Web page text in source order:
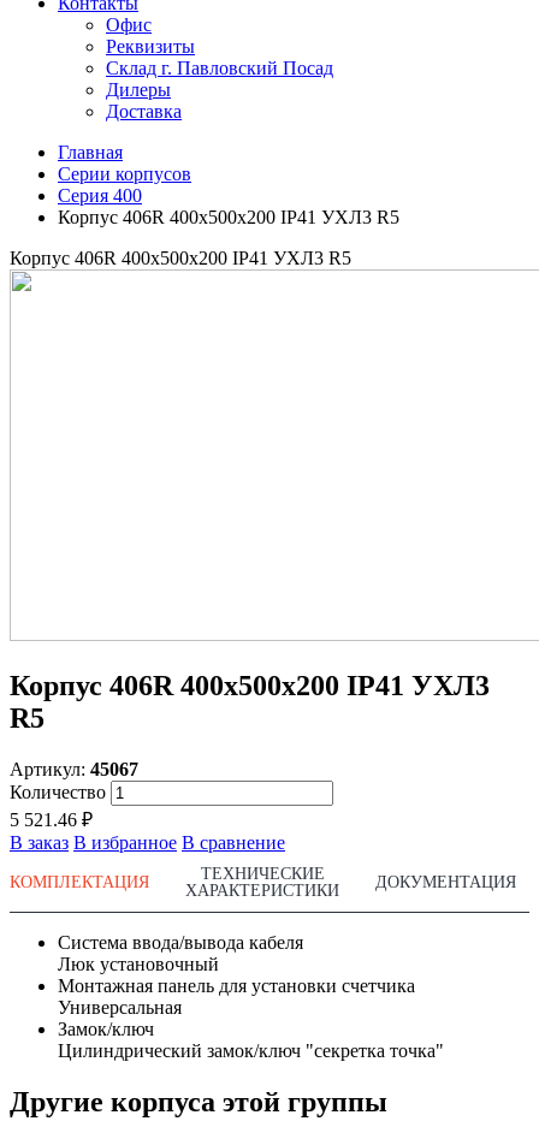
Офис
Реквизиты
Склад г. Павловский Посад
Дилеры
Доставка
Главная
Серии корпусов
Серия 400
Корпус 406R 400х500х200 IP41 УХЛ3 R5
Корпус 406R 400х500х200 IP41 УХЛ3 R5
Корпус 406R 400х500х200 IP41 УХЛ3
R5
Артикул: 45067
Количество
5 521.46 ₽
В заказ В избранное В сравнение
КОМПЛЕКТАЦИЯ
ТЕХНИЧЕСКИЕ
ХАРАКТЕРИСТИКИ
ДОКУМЕНТАЦИЯ
Система ввода/вывода кабеля
Люк установочный
Монтажная панель для установки счетчика
Универсальная
Замок/ключ
Цилиндрический замок/ключ "секретка точка"
Другие корпуса этой группы